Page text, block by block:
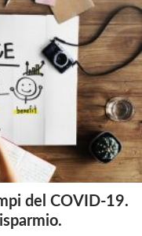
del COVID-19.